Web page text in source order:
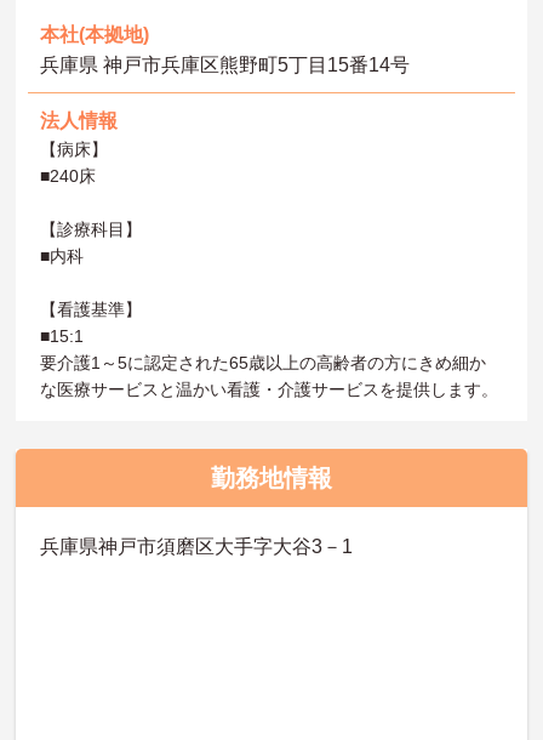
本社(本拠地)
兵庫県 神戸市兵庫区熊野町5丁目15番14号
法人情報
【病床】
■240床
【診療科目】
■内科
【看護基準】
■15:1
要介護1～5に認定された65歳以上の高齢者の方にきめ細か
な医療サービスと温かい看護・介護サービスを提供します。
勤務地情報
兵庫県神戸市須磨区大手字大谷3－1